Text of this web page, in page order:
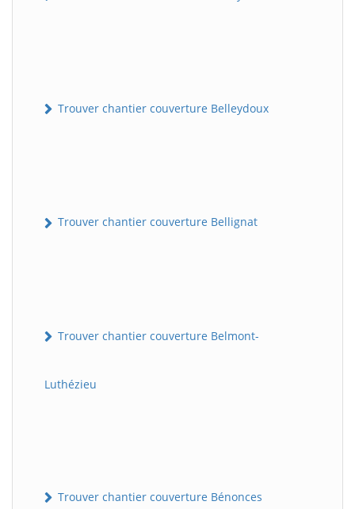
Trouver chantier couverture Belleydoux
Trouver chantier couverture Bellignat
Trouver chantier couverture Belmont-
Luthézieu
Trouver chantier couverture Bénonces